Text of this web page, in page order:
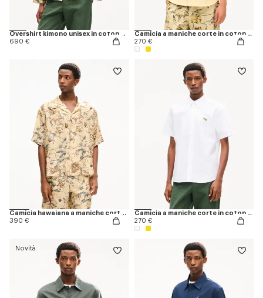
Overshirt kimono unisex in cotone e seta 'KENZO Wildflower'
690 €
Camicia a maniche corte in cotone Oxford con ricamo ‘KENZO Jumping Tiger’
270 €
Camicia hawaiana a maniche corte in seta 'KENZO Wildflower'
390 €
Camicia a maniche corte in cotone Oxford con ricamo ‘KENZO Jumping Tiger’
270 €
Novità